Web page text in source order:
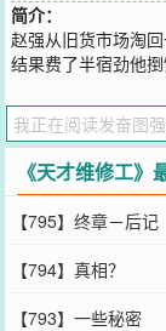
简介：
赵强从旧货市场淘回
结果费了半宿劲他
问：“那你能改造我
问：“你能开个金手
能。”
您要是觉得《天才
信里的朋友推荐哦！
《天才维修工》
【795】终章－后记
【794】真相？
【793】一些秘密